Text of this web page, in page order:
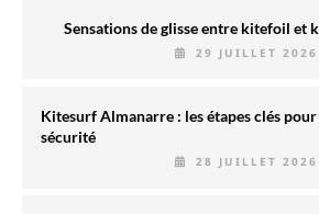
Sensations de glisse entre kitefoil et
29 JUILLET 2026
Kitesurf Almanarre : les étapes clés
sécurité
28 JUILLET 2026